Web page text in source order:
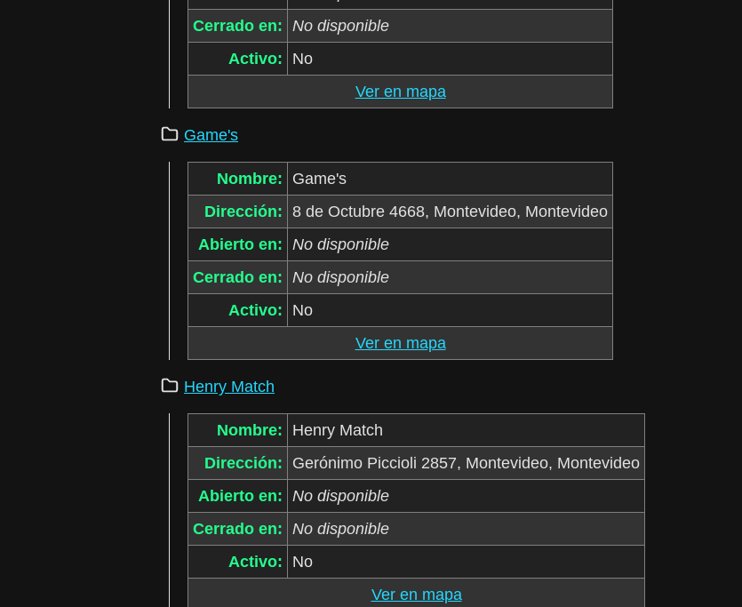
Cerrado en: No disponible
Activo:
No
Ver en mapa
Game's
Nombre:
Game's
Dirección: 8 de Octubre 4668, Montevideo, Montevideo
Abierto en: No disponible
Cerrado en: No disponible
Activo:
No
Ver en mapa
Henry Match
Nombre:
Henry Match
Dirección:
Gerónimo Piccioli 2857, Montevideo, Montevideo
Abierto en: No disponible
Cerrado en: No disponible
Activo:
No
Ver en mapa